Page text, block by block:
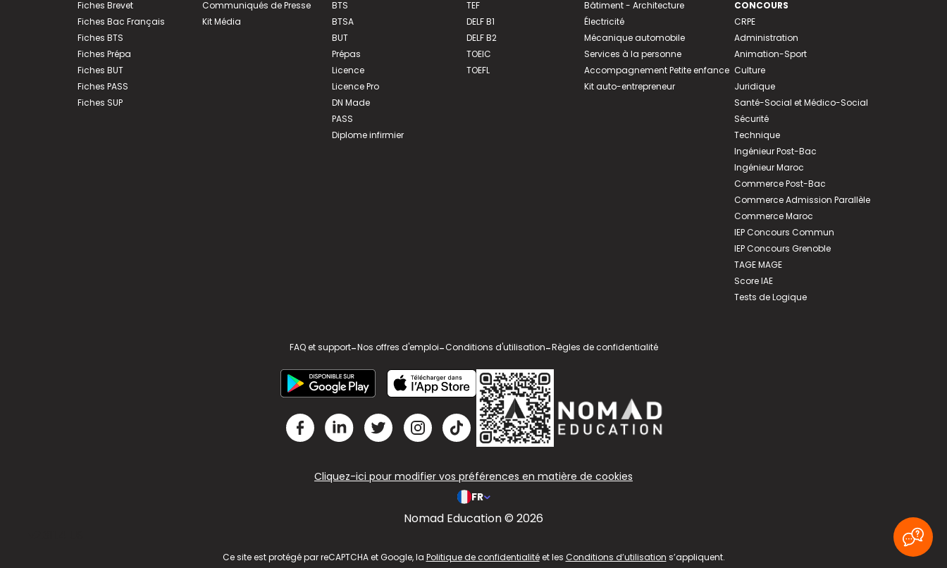
Fiches Brevet
Fiches Bac Français
Fiches BTS
Fiches Prépa
Fiches BUT
Fiches PASS
Fiches SUP
Communiqués de Presse
Kit Média
BTS
BTSA
BUT
Prépas
Licence
Licence Pro
DN Made
PASS
Diplome infirmier
TEF
DELF B1
DELF B2
TOEIC
TOEFL
Bâtiment - Architecture
Électricité
Mécanique automobile
Services à la personne
Accompagnement Petite enfance
Kit auto-entrepreneur
CONCOURS
CRPE
Administration
Animation-Sport
Culture
Juridique
Santé-Social et Médico-Social
Sécurité
Technique
Ingénieur Post-Bac
Ingénieur Maroc
Commerce Post-Bac
Commerce Admission Parallèle
Commerce Maroc
IEP Concours Commun
IEP Concours Grenoble
TAGE MAGE
Score IAE
Tests de Logique
FAQ et support-Nos offres d'emploi-Conditions d'utilisation-Règles de confidentialité
Cliquez-ici pour modifier vos préférences en matière de cookies
FR
Nomad Education © 2026
Ce site est protégé par reCAPTCHA et Google, la Politique de confidentialitéet les Conditions d’utilisation s’appliquent.